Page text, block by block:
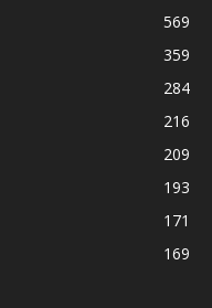
569
359
284
216
209
193
171
169